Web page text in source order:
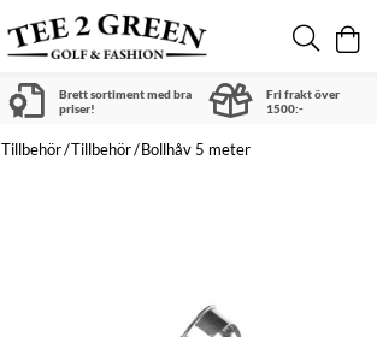
Brett sortiment med bra
priser!
Fri frakt över
1500:-
Tillbehör Tillbehör Bollhåv 5 meter